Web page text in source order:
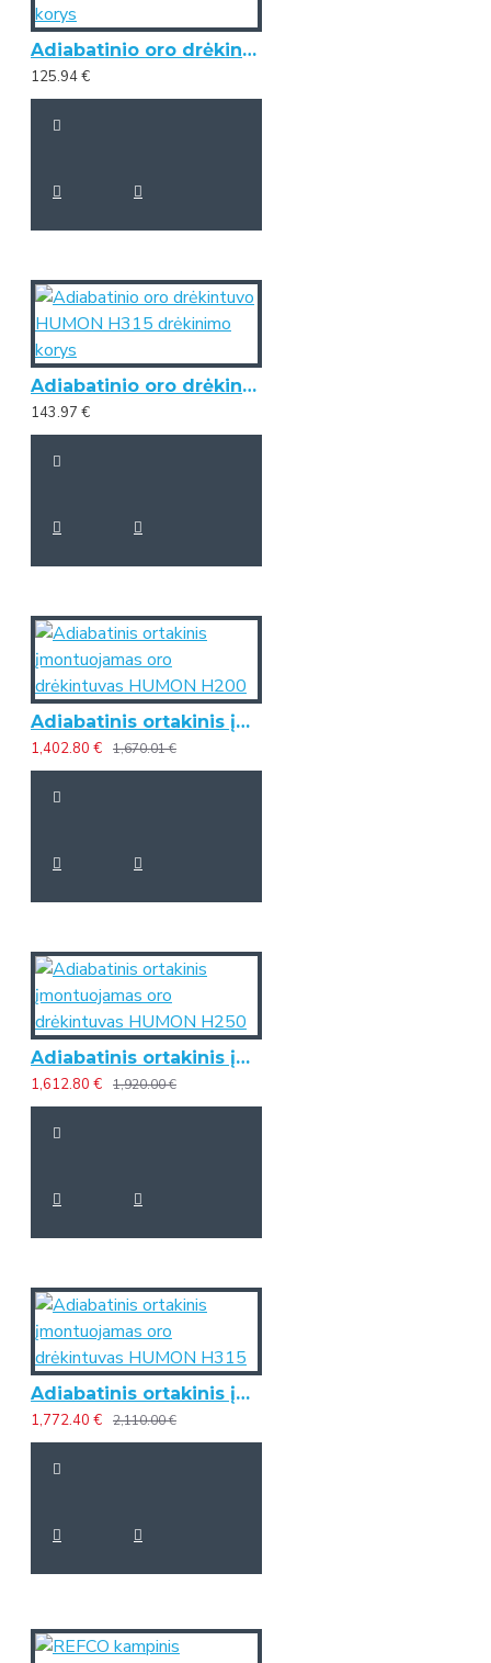
Adiabatinio oro drėkintuvo HUMON H250 drėkinimo korys
125.94 €
Adiabatinio oro drėkintuvo HUMON H315 drėkinimo korys
143.97 €
Adiabatinis ortakinis įmontuojamas oro drėkintuvas HUMON H200
1,402.80 € 1,670.01 €
Adiabatinis ortakinis įmontuojamas oro drėkintuvas HUMON H250
1,612.80 € 1,920.00 €
Adiabatinis ortakinis įmontuojamas oro drėkintuvas HUMON H315
1,772.40 € 2,110.00 €